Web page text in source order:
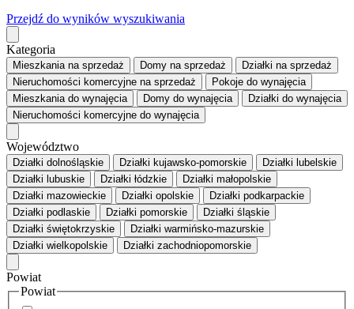
Przejdź do wyników wyszukiwania
Kategoria
Mieszkaniana sprzedaż Domy na sprzedaż Działki na sprzedaż
Nieruchomości komercyjne na sprzedaż Pokoje do wynajęcia
Mieszkaniado wynajęcia Domy do wynajęcia Działki do wynajęcia
Nieruchomości komercyjne do wynajęcia
Województwo
Działki dolnośląskie Działki kujawsko-pomorskie
Działki lubelskie
Działki lubuskie
Działki łódzkie
Działki małopolskie
Działki mazowieckie
Działki opolskie
Działki podkarpackie
Działki podlaskie
Działki pomorskie
Działki śląskie
Działki świętokrzyskie
Działki warmińsko-mazurskie
Działki wielkopolskie
Działki zachodniopomorskie
Powiat
Powiat